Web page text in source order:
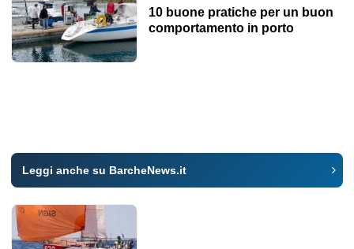
10 buone pratiche per un buon
comportamento in porto
Leggi anche su BarcheNews.it